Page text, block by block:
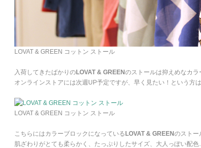
LOVAT & GREEN コットン ストール
入荷してきたばかりのLOVAT & GREENのストールは抑えめなカラ
オンラインストアには次週UP予定ですが、早く見たい！という方は
LOVAT & GREEN コットン ストール
こちらにはカラーブロックになっている LOVAT & GREENのストー
肌ざわりがとても柔らかく、たっぷりしたサイズ、大人っぽい配